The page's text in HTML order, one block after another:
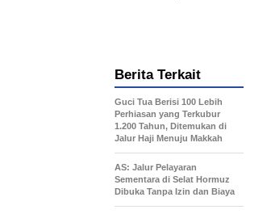
Berita Terkait
Guci Tua Berisi 100 Lebih
Perhiasan yang Terkubur
1.200 Tahun, Ditemukan di
Jalur Haji Menuju Makkah
AS: Jalur Pelayaran
Sementara di Selat Hormuz
Dibuka Tanpa Izin dan Biaya